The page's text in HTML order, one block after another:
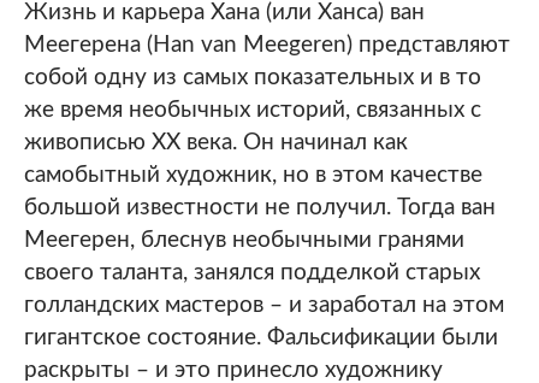
Жизнь и карьера Хана (или Ханса) ван
Меегерена (Han van Meegeren) представляют
собой одну из самых показательных и в то
же время необычных историй, связанных с
живописью XX века. Он начинал как
самобытный художник, но в этом качестве
большой известности не получил. Тогда ван
Меегерен, блеснув необычными гранями
своего таланта, занялся подделкой старых
голландских мастеров – и заработал на этом
гигантское состояние. Фальсификации были
раскрыты – и это принесло художнику